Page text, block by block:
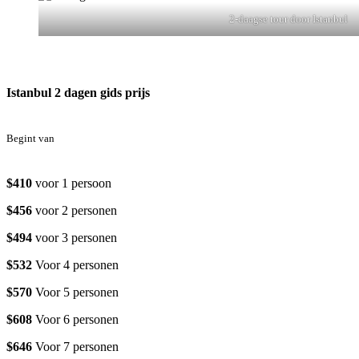
2-daagse tour door Istanbul
Istanbul 2 dagen gids prijs
Begint van
$410 voor 1 persoon
$456 voor 2 personen
$494 voor 3 personen
$532 Voor 4 personen
$570 Voor 5 personen
$608 Voor 6 personen
$646 Voor 7 personen